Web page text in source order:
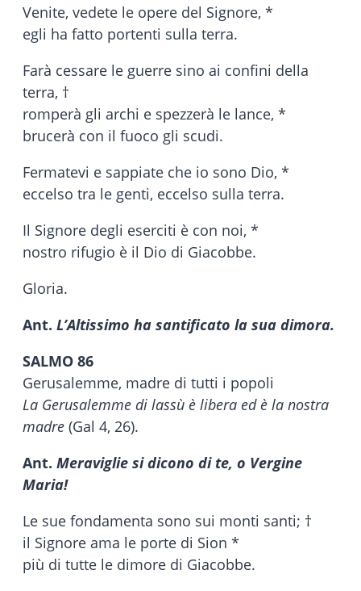
Venite, vedete le opere del Signore, *
egli ha fatto portenti sulla terra.
Farà cessare le guerre sino ai confini della
terra, †
romperà gli archi e spezzerà le lance, *
brucerà con il fuoco gli scudi.
Fermatevi e sappiate che io sono Dio, *
eccelso tra le genti, eccelso sulla terra.
Il Signore degli eserciti è con noi, *
nostro rifugio è il Dio di Giacobbe.
Gloria.
Ant. L’Altissimo ha santificato la sua dimora.
SALMO 86
Gerusalemme, madre di tutti i popoli
La Gerusalemme di lassù è libera ed è la nostra
madre (Gal 4, 26).
Ant. Meraviglie si dicono di te, o Vergine
Maria!
Le sue fondamenta sono sui monti santi; †
il Signore ama le porte di Sion *
più di tutte le dimore di Giacobbe.